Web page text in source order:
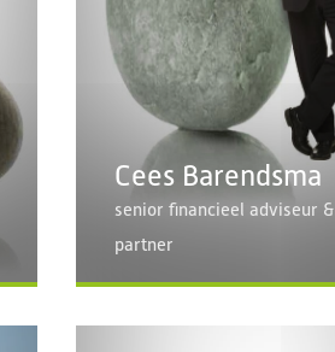
Cees Barendsma
senior financieel adviseur &
partner